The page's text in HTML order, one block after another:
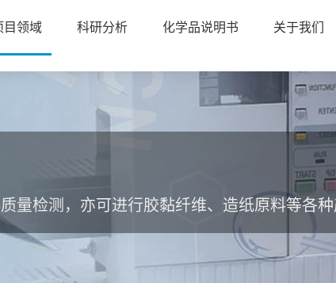
目领域 科研分析 化学品说明书 关于我们
量检测，亦可进行胶黏纤维、造纸原料等各